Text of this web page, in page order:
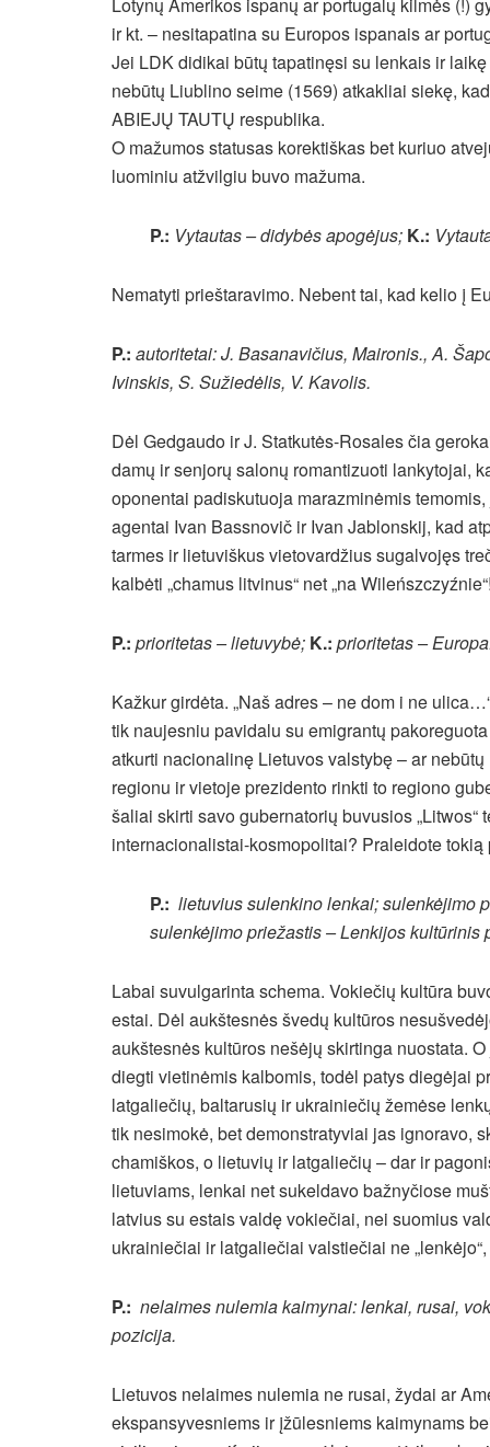
ir kt. – nesitapatina su Europos ispanais ar
Jei LDK didikai būtų tapatinęsi su lenkais ir
nebūtų Liublino seime (1569) atkakliai siekę,
ABIEJŲ TAUTŲ respublika.
O mažumos statusas korektiškas bet kuriuo
luominiu atžvilgiu buvo mažuma.
P.: Vytautas – didybės apogėjus; K.:
Nematyti prieštaravimo. Nebent tai, kad kelio į
P.: autoritetai: J. Basanavičius, Maironis., A.
Ivinskis, S. Sužiedėlis, V. Kavolis.
Dėl Gedgaudo ir J. Statkutės-Rosales čia
damų ir senjorų salonų romantizuoti lankytojai,
oponentai padiskutuoja marazminėmis
agentai Ivan Bassnovič ir Ivan Jablonskij, kad
tarmes ir lietuviškus vietovardžius sugalvojęs
kalbėti „chamus litvinus“ net „na
P.: prioritetas – lietuvybė; K.: prioritetas –
Kažkur girdėta. „Naš adres – ne dom i ne
tik naujesniu pavidalu su emigrantų
atkurti nacionalinę Lietuvos valstybę – ar
regionu ir vietoje prezidento rinkti to regiono
šaliai skirti savo gubernatorių buvusios
internacionalistai-kosmopolitai? Praleidote tokią
P.: lietuvius sulenkino lenkai;sulenkėjimo
sulenkėjimo priežastis –Lenkijos kultūrinis
Labai suvulgarinta schema. Vokiečių kultūra
estai. Dėl aukštesnės švedų kultūros
aukštesnės kultūros nešėjų skirtinga nuostata.
diegti vietinėmis kalbomis, todėl patys diegėjai
latgaliečių, baltarusių ir ukrainiečių žemėse
tik nesimokė, bet demonstratyviai jas ignoravo,
chamiškos, o lietuvių ir latgaliečių – dar ir
lietuviams, lenkai net sukeldavo bažnyčiose
latvius su estais valdę vokiečiai, nei suomius
ukrainiečiai ir latgaliečiai valstiečiai ne
P.: nelaimes nulemia kaimynai: lenkai, rusai,
pozicija.
Lietuvos nelaimes nulemia ne rusai, žydai ar
ekspansyvesniems ir įžūlesniems kaimynams